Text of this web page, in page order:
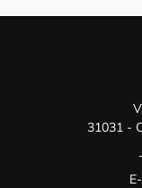
31031 -